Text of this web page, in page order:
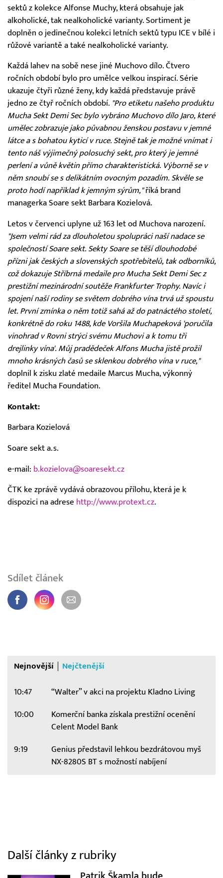
sektů z kolekce Alfonse Muchy, která obsahuje jak
alkoholické, tak nealkoholické varianty. Sortiment je
doplněn o jedinečnou kolekci letních sektů typu ICE v bílé i
růžové variantě a také nealkoholické varianty.
Každá lahev na sobě nese jiné Muchovo dílo. Čtvero
ročních období bylo pro umělce velkou inspirací. Série
ukazuje čtyři různé ženy, kdy každá představuje právě
jedno ze čtyř ročních období. "Pro etiketu našeho produktu
Mucha Sekt Demi Sec bylo vybráno Muchovo dílo Jaro, které
umělec zobrazuje jako půvabnou ženskou postavu v jemné
látce a s bohatou kyticí v ruce. Stejně tak je možné vnímat i
tento náš výjimečný polosuchý sekt, pro který je jemné
perlení a vůně květin přímo charakteristická. Výborně se v
něm snoubí se s delikátním ovocným pozadím. Skvěle se
proto hodí například k jemným sýrům,"říká brand
managerka Soare sekt Barbara Kozielová.
Letos v červenci uplyne už 163 let od Muchova narození.
"Jsem velmi rád za dlouholetou spolupráci naší nadace se
společností Soare sekt. Sekty Soare se těší dlouhodobé
přízni jak českých a slovenských spotřebitelů, tak odborníků,
což dokazuje Stříbrná medaile pro Mucha Sekt Demi Sec z
prestižní mezinárodní soutěže Frankfurter Trophy. Navíc i
spojení naší rodiny se světem dobrého vína trvá už spoustu
let. První zmínka o něm totiž sahá až do patnáctého století,
konkrétně do roku 1488, kde Voršila Muchapeková 'poručila
vinohrad v Rovni strýci svému Muchovi a k tomu tři
drejlinky vína'. Můj pradědeček Alfons Mucha jistě prožil
mnoho krásných časů se sklenkou dobrého vína v ruce,"
doplnil k zisku zlaté medaile Marcus Mucha, výkonný
ředitel Mucha Foundation.
Kontakt:
Barbara Kozielová
Soare sekt a.s.
e-mail: b.kozielova@soaresekt.cz
ČTK ke zprávě vydává obrazovou přílohu, která je k
dispozici na adrese http://www.protext.cz.
Sdílet článek
Nejnovější Nejčtenější
10:47 “Walter” v akci na projektu Kladno Living
10:00
Komerční banka získala prestižní ocenění
Celent Model Bank
9:19
Genius představil lehkou bezdrátovou myš
NX-8280S BT s možností nabíjení
Další články z rubriky
Patrik Škamla bude